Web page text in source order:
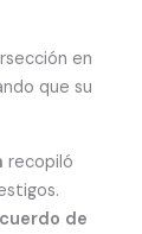
en
que su
recopiló
de